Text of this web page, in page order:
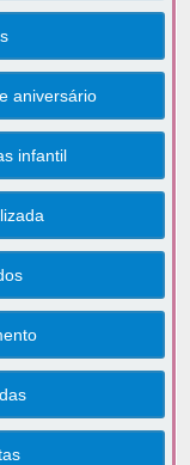
aniversário
infantil